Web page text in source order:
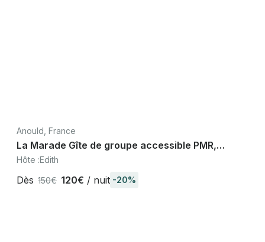
Anould, France
La Marade Gîte de groupe accessible PMR,
Anould Vosges, Gérardmer Alsace
Hôte :Edith
Dès 150€ 120€ / nuit -20%